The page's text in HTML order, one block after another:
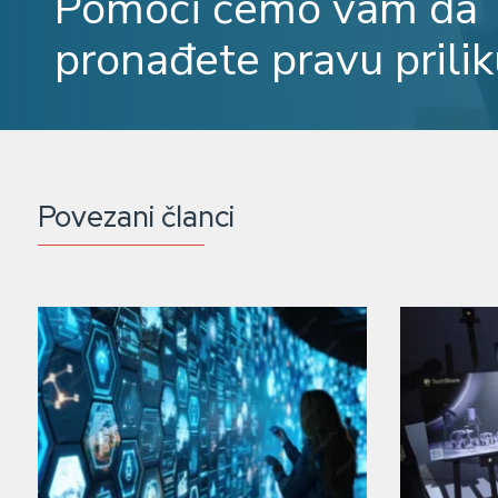
pronađete pravu
Povezani članci